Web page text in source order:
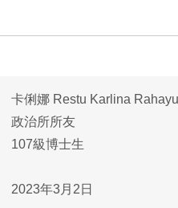
卡俐娜 Restu Karlina Rahayu
政治所所友
107級博士生
2023年3月2日